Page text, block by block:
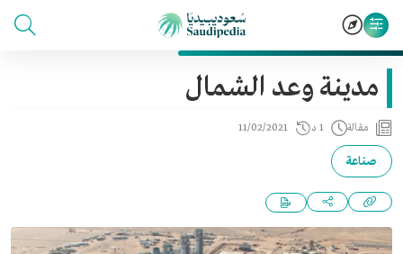
مدينة وعد الشمال
مقالة 1 د 11/02/2021
صناعة